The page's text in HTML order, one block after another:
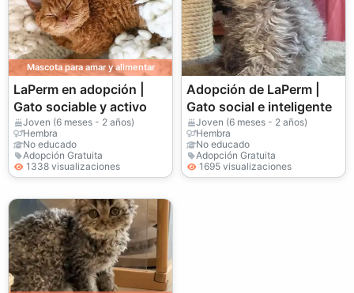
Mascota para amar y alimentar
LaPerm en adopción |
Gato sociable y activo
Joven (6 meses - 2 años)
Hembra
No educado
Adopción Gratuita
1338 visualizaciones
Adopción de LaPerm |
Gato social e inteligente
Joven (6 meses - 2 años)
Hembra
No educado
Adopción Gratuita
1695 visualizaciones